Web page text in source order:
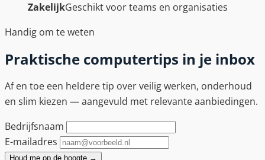
ZakelijkGeschikt voor teams en organisaties
Handig om te weten
Praktische computertips in je inbox
Af en toe een heldere tip over veilig werken, onderhoud
en slim kiezen — aangevuld met relevante aanbiedingen.
Bedrijfsnaam
E-mailadres
Houd me op de hoogte →